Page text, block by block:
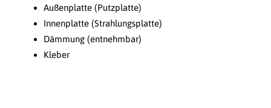
Außenplatte (Putzplatte)
Innenplatte (Strahlungsplatte)
Dämmung (entnehmbar)
Kleber